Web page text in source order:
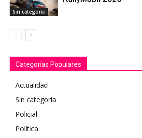
Sin categoría
Categorías Populares
Actualidad
Sin categoría
Policial
Política